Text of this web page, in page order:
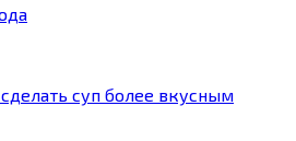
сделать суп более вкусным